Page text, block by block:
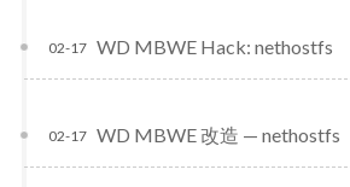
WD MBWE Hack: nethostfs
02-17
WD MBWE 改造 — nethostfs
02-17